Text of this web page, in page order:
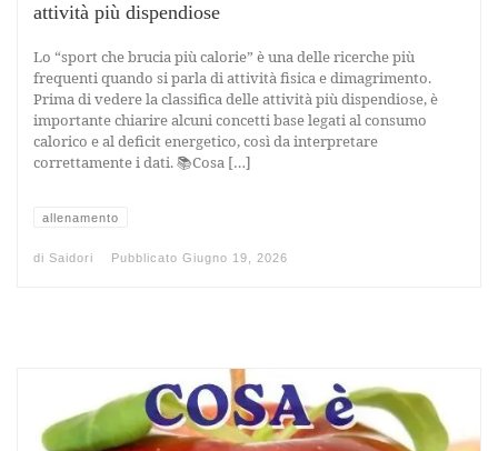
attività più dispendiose
Lo “sport che brucia più calorie” è una delle ricerche più
frequenti quando si parla di attività fisica e dimagrimento.
Prima di vedere la classifica delle attività più dispendiose, è
importante chiarire alcuni concetti base legati al consumo
calorico e al deficit energetico, così da interpretare
correttamente i dati. 📚Cosa […]
allenamento
di Saidori Pubblicato Giugno 19, 2026